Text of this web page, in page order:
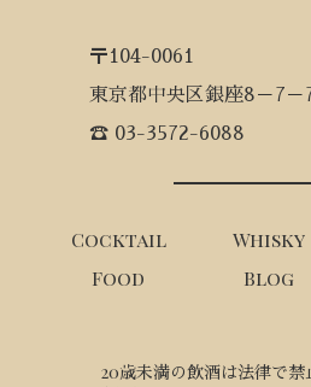
〒104-0061
東京都中央区銀座8－7
☎ 03-3572-6088
Cocktail Whisky
Food
Blog
20歳未満の飲酒は法律で禁